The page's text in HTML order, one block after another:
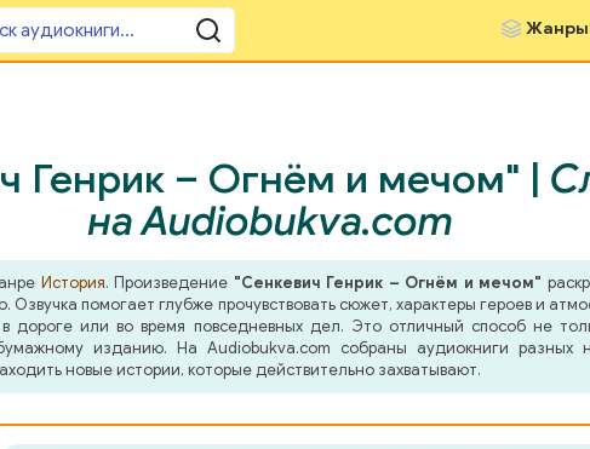
Жанры
Генрик – Огнём и мечом" |
на Audiobukva.com
История. Произведение "Сенкевич Генрик – Огнём и мечом"
Озвучка помогает глубже прочувствовать сюжет, характеры героев и
дороге или во время повседневных дел. Это отличный способ не
изданию. На Audiobukva.com собраны аудиокниги разных
новые истории, которые действительно захватывают.